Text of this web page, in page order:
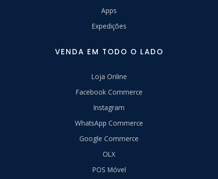
Apps
Expedições
VENDA EM TODO O LADO
Loja Online
Facebook Commerce
Instagram
WhatsApp Commerce
Google Commerce
OLX
POS Móvel